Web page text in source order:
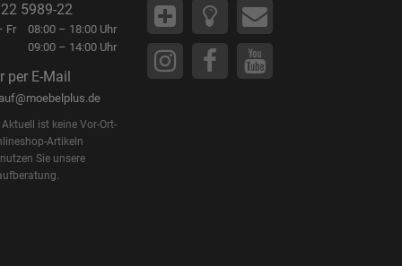
5989-22
Fr
08:00 – 18:00 Uhr
09:00 – 14:00 Uhr
per E-Mail
Aktuell ist keine Vor-Ort-
Artikeln
Sie unsere